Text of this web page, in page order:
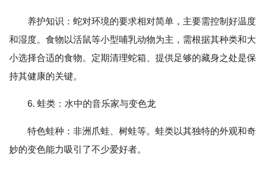
养护知识：蛇对环境的要求相对简单，主要需控制好温度
和湿度。食物以活鼠等小型哺乳动物为主，需根据其种类和大
小选择合适的食物。定期清理蛇箱、提供足够的藏身之处是保
持其健康的关键。
6. 蛙类：水中的音乐家与变色龙
特色蛙种：非洲爪蛙、树蛙等。蛙类以其独特的外观和奇
妙的变色能力吸引了不少爱好者。